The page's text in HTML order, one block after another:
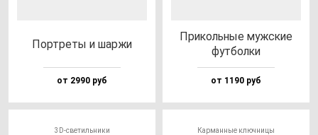
Пор­тре­ты и шар­жи
от 2990 руб
При­коль­ные муж­ские
фут­бол­ки
от 1190 руб
3D-светильники Карманные ключницы